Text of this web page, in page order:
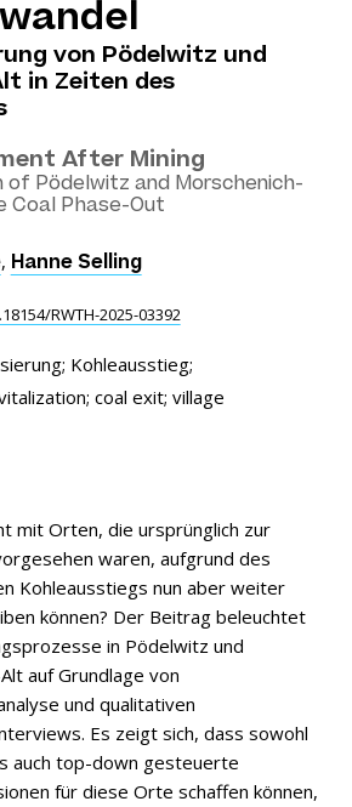
von Pödelwitz und
in Zeiten des
After Mining
of Pödelwitz and Morschenich-
Coal Phase-Out
, Hanne Selling
RWTH-2025-03392
Kohleausstieg;
coal exit; village
mit Orten, die ursprünglich zur
waren, aufgrund des
Kohleausstiegs nun aber weiter
können? Der Beitrag beleuchtet
in Pödelwitz und
auf Grundlage von
und qualitativen
Es zeigt sich, dass sowohl
auch top-down gesteuerte
für diese Orte schaffen können,